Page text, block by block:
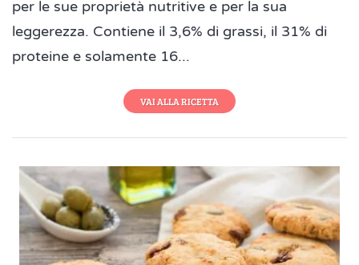
per le sue proprietà nutritive e per la sua
leggerezza. Contiene il 3,6% di grassi, il 31% di
proteine e solamente 16...
VAI ALLA RICETTA